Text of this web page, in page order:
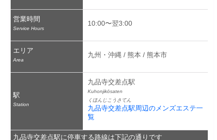
営業時間
Service Hours
10:00〜翌3:00
エリア
Area
九州・沖縄 / 熊本 / 熊本市
駅
Station
九品寺交差点駅
Kuhonjikōsaten
くほんじこうさてん
九品寺交差点駅周辺のメンズエステ一
覧
九品寺交差点駅に停車する路線は下記の通りです